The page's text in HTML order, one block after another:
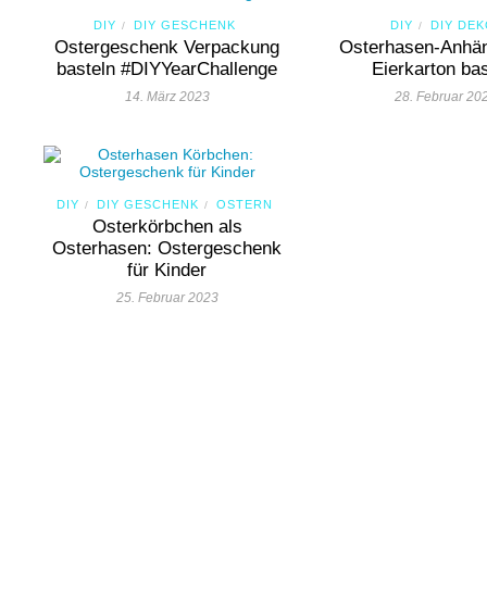
DIY / DIY GESCHENK
Ostergeschenk Verpackung
basteln #DIYYearChallenge
14. März 2023
DIY / DIY
Osterhasen-
Eierkarton
28. Februar
DIY / DIY GESCHENK / OSTERN
Osterkörbchen als
Osterhasen: Ostergeschenk
für Kinder
25. Februar 2023